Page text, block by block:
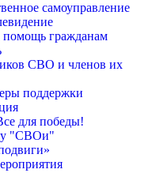
самоуправление
помощь гражданам
СВО и членов их
поддержки
для победы!
"СВОи"